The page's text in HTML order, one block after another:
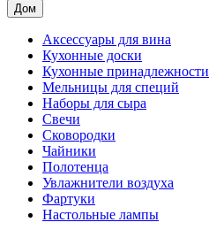
Дом
Аксессуары для вина
Кухонные доски
Кухонные принадлежности
Мельницы для специй
Наборы для сыра
Свечи
Сковородки
Чайники
Полотенца
Увлажнители воздуха
Фартуки
Настольные лампы